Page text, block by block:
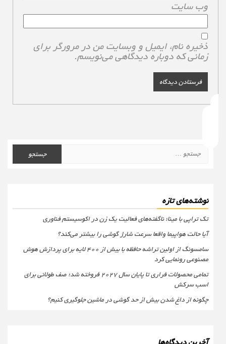
وب‌ سایت
ذخیره نام، ایمیل و وبسایت من در مرورگر برای
زمانی که دوباره دیدگاهی می‌نویسم.
جستجو
برای:
نوشته‌های تازه
تک تراپی با مینا؛ ناگفته‌های فعالیت یک زن در اکوسیستم فناوری
آیا حالت هواپیما واقعا سرعت شارژ گوشی را بیشتر می‌کند؟
سامسونگ از اولین تراشه حافظه با بیش از ۴۰۰ لایه برای پردازش هوش
مصنوعی رونمایی کرد
تمامی محصولات فراری تا پایان سال ۲۰۲۷ فروخته شد؛ صف طولانی برای
اسب سرکش
چگونه از داغ شدن بیش از حد گوشی در ماشین جلوگیری کنیم؟